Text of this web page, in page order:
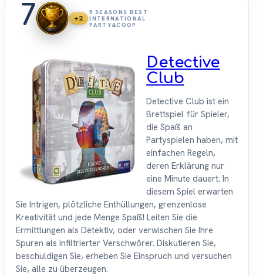
7 +2
5 SEASONS BEST
INTERNATIONAL
PARTY&COOP
Detective
Club
Detective Club ist ein
Brettspiel für Spieler,
die Spaß an
Partyspielen haben, mit
einfachen Regeln,
deren Erklärung nur
eine Minute dauert. In
diesem Spiel erwarten
Sie Intrigen, plötzliche Enthüllungen, grenzenlose
Kreativität und jede Menge Spaß! Leiten Sie die
Ermittlungen als Detektiv, oder verwischen Sie Ihre
Spuren als infiltrierter Verschwörer. Diskutieren Sie,
beschuldigen Sie, erheben Sie Einspruch und versuchen
Sie, alle zu überzeugen.